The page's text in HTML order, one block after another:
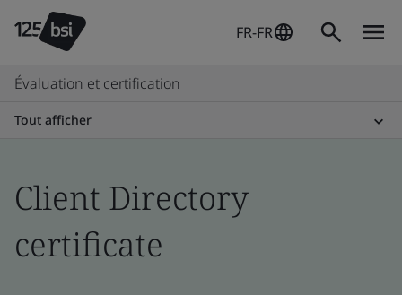
FR-FR
Évaluation et certification
Tout afficher
Client Directory
certificate